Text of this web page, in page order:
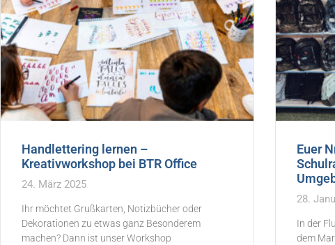
Handlettering lernen –
Kreativworkshop bei BTR Office
24. März 2025
Ihr möchtet Grußkarten, Notizbücher oder
Dekorationen zu etwas ganz Besonderem
machen? Dann ist unser Workshop
Euer
28.
In der
dem